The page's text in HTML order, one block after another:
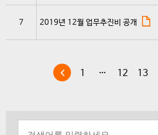
7 2019년 12월 업무추진비 공개
1 … 12 13